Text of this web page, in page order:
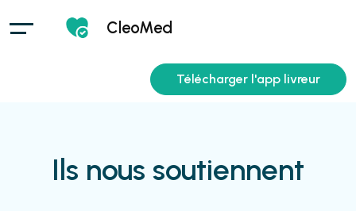
CleoMed
Télécharger l'app livreur
Ils nous soutiennent